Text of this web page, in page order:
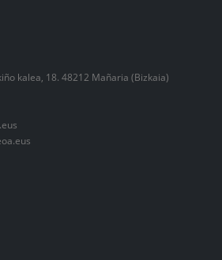
kalea, 18. 48212 Mañaria (Bizkaia)